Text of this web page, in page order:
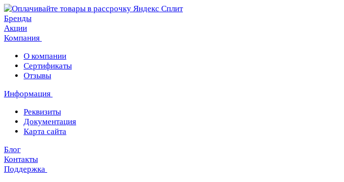
Бренды
Акции
Компания
О компании
Сертификаты
Отзывы
Информация
Реквизиты
Документация
Карта сайта
Блог
Контакты
Поддержка